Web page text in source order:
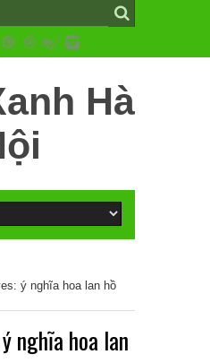
ý nghĩa hoa lan hồ
ý nghĩa hoa lan